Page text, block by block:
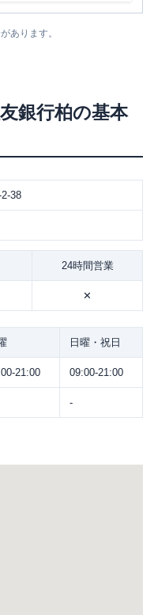
あります。
銀行柏の基本
38
24時間営業
✕
日曜・祝日
21:00 09:00-21:00
-